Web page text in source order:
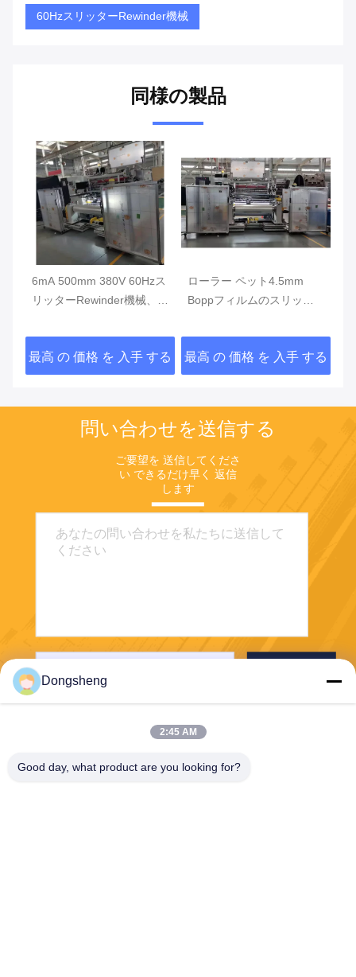
60HzスリッターRewinder機械
同様の製品
6mA 500mm 380V 60Hzス
リッターRewinder機械、プ
戻す機械
最高 の 価格 を 入手 する
ローラー ペット4.5mm
Boppフィルムのスリッタ
最高 の 価格 を 入手 する
問い合わせを送信する
ご要望を 送信してくださ
い できるだけ早く 返信
します
Dongsheng
2:45 AM
Good day, what product are you looking for?